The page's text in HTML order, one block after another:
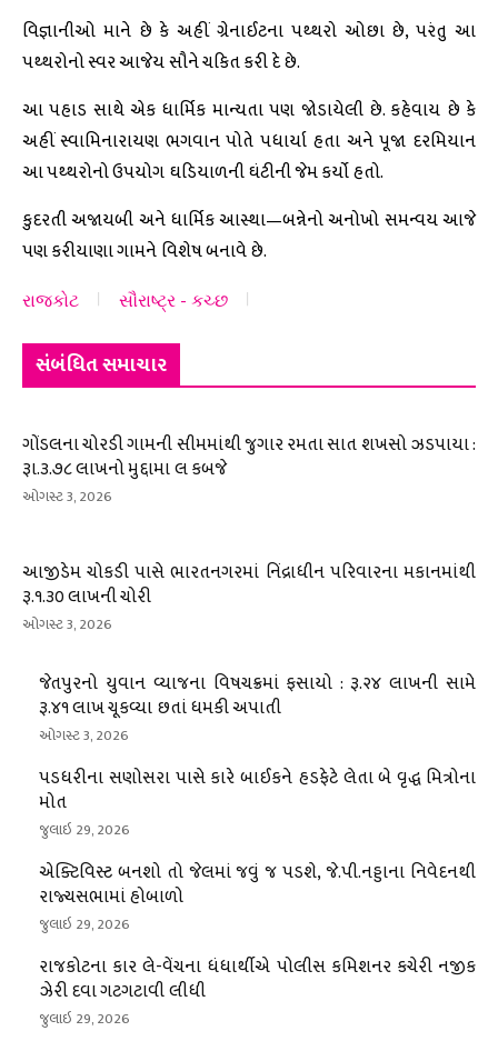
વિજ્ઞાનીઓ માને છે કે અહીં ગ્રેનાઈટના પથ્થરો ઓછા છે, પરંતુ આ
પથ્થરોનો સ્વર આજેય સૌને ચકિત કરી દે છે.
આ પહાડ સાથે એક ધાર્મિક માન્યતા પણ જોડાયેલી છે. કહેવાય છે કે
અહીં સ્વામિનારાયણ ભગવાન પોતે પધાર્યા હતા અને પૂજા દરમિયાન
આ પથ્થરોનો ઉપયોગ ઘડિયાળની ઘંટીની જેમ કર્યો હતો.
કુદરતી અજાયબી અને ધાર્મિક આસ્થા—બન્નેનો અનોખો સમન્વય આજે
પણ કરીયાણા ગામને વિશેષ બનાવે છે.
રાજકોટ સૌરાષ્ટ્ર - કચ્છ
સંબંધિત સમાચાર
ગોંડલના ચોરડી ગામની સીમમાંથી જુગાર રમતા સાત શખસો ઝડપાયા :
રૂા.૩.૭૮ લાખનો મુદ્દામા લ કબજે
ઓગસ્ટ 3, 2026
આજીડેમ ચોકડી પાસે ભારતનગરમાં નિંદ્રાધીન પરિવારના મકાનમાંથી
રૂ.૧.૩૦ લાખની ચોરી
ઓગસ્ટ 3, 2026
જેતપુરનો યુવાન વ્યાજના વિષચક્રમાં ફસાયો : રૂ.૨૪ લાખની સામે
રૂ.૪૧ લાખ ચૂકવ્યા છતાં ધમકી અપાતી
ઓગસ્ટ 3, 2026
પડધરીના સણોસરા પાસે કારે બાઈકને હડફેટે લેતા બે વૃદ્ધ મિત્રોના
મોત
જુલાઇ 29, 2026
એક્ટિવિસ્ટ બનશો તો જેલમાં જવું જ પડશે, જે.પી.નડ્ડાના નિવેદનથી
રાજ્યસભામાં હોબાળો
જુલાઇ 29, 2026
રાજકોટના કાર લે-વેંચના ધંધાર્થીએ પોલીસ કમિશનર કચેરી નજીક
ઝેરી દવા ગટગટાવી લીધી
જુલાઇ 29, 2026